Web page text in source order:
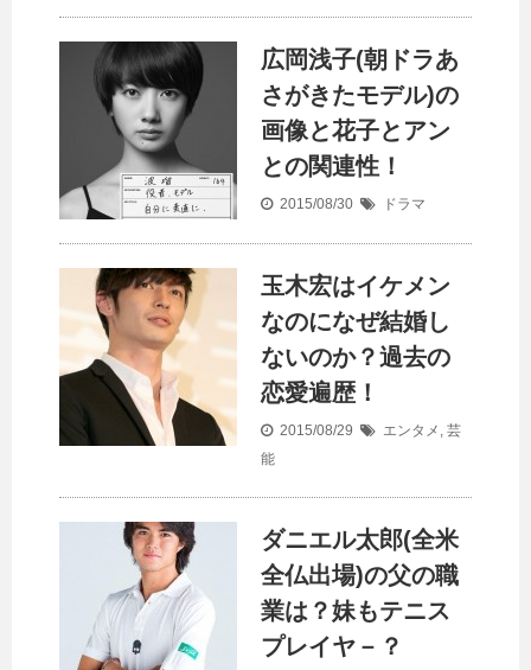
広岡浅子(朝ドラあ
さがきたモデル)の
画像と花子とアン
との関連性！
2015/08/30 ドラマ
玉木宏はイケメン
なのになぜ結婚し
ないのか？過去の
恋愛遍歴！
2015/08/29 エンタメ , 芸
能
ダニエル太郎(全米
全仏出場)の父の職
業は？妹もテニス
プレイヤ－？